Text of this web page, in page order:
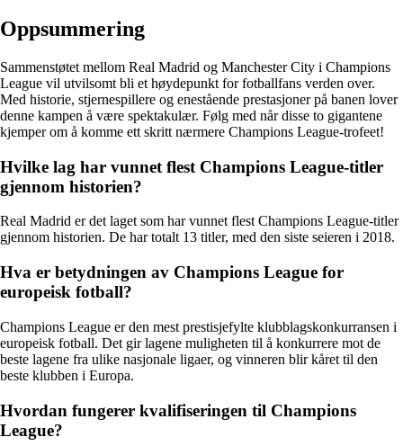
Oppsummering
Sammenstøtet mellom Real Madrid og Manchester City i Champions
League vil utvilsomt bli et høydepunkt for fotballfans verden over.
Med historie, stjernespillere og enestående prestasjoner på banen lover
denne kampen å være spektakulær. Følg med når disse to gigantene
kjemper om å komme ett skritt nærmere Champions League-trofeet!
Hvilke lag har vunnet flest Champions League-titler
gjennom historien?
Real Madrid er det laget som har vunnet flest Champions League-titler
gjennom historien. De har totalt 13 titler, med den siste seieren i 2018.
Hva er betydningen av Champions League for
europeisk fotball?
Champions League er den mest prestisjefylte klubblagskonkurransen i
europeisk fotball. Det gir lagene muligheten til å konkurrere mot de
beste lagene fra ulike nasjonale ligaer, og vinneren blir kåret til den
beste klubben i Europa.
Hvordan fungerer kvalifiseringen til Champions
League?